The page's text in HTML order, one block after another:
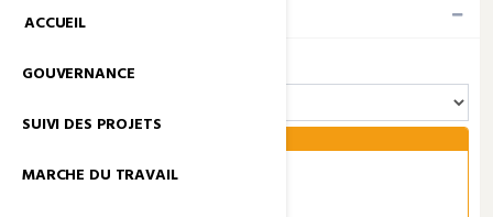
ACCUEIL
GOUVERNANCE
SUIVI DES PROJETS
MARCHE DU TRAVAIL
Indicateurs
Taux de chômage BIT (SU1)